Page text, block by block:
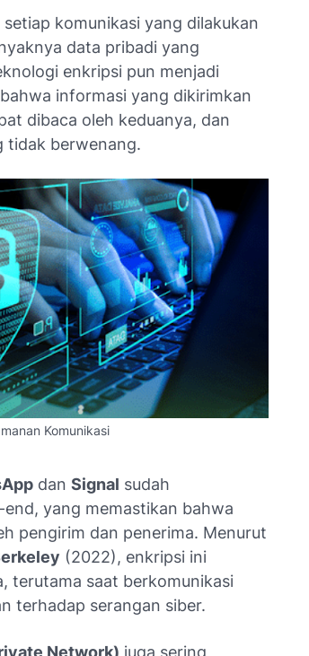
komunikasi yang dilakukan
data pribadi yang
enkripsi pun menjadi
informasi yang dikirimkan
dibaca oleh keduanya, dan
tidak berwenang.
Komunikasi
dan Signal sudah
yang memastikan bahwa
pengirim dan penerima. Menurut
(2022), enkripsi ini
terutama saat berkomunikasi
terhadap serangan siber.
Network) juga sering